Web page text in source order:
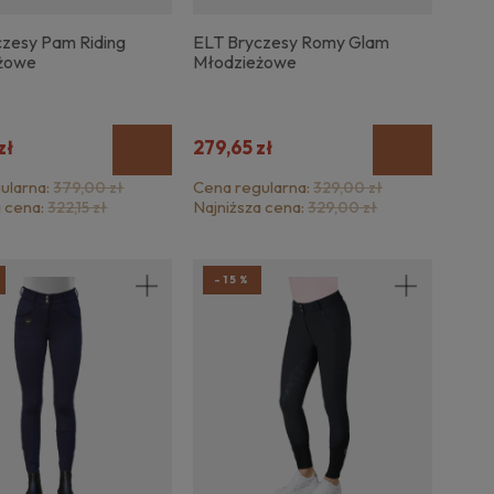
Pam Riding
379,00 zł
cena:322,15 zł
ELT Bryczesy Romy Glam
Młodzieżowe
279,65 zł
Cena regularna:329,00 zł
Najniższa cena:329,00 zł
-15%